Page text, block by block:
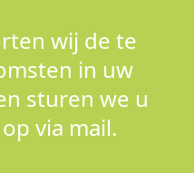
wij de te
in uw
sturen we u
via mail.